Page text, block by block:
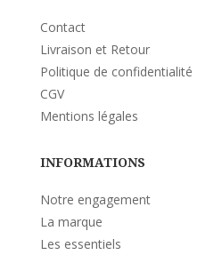
Contact
Livraison et Retour
Politique de confidentialité
CGV
Mentions légales
INFORMATIONS
Notre engagement
La marque
Les essentiels